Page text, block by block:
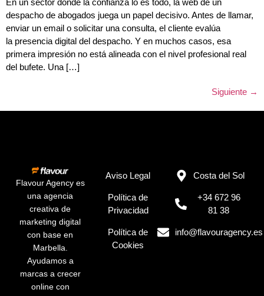
despacho de abogados juega un papel decisivo. Antes de llamar,
enviar un email o solicitar una consulta, el cliente evalúa
la presencia digital del despacho. Y en muchos casos, esa
primera impresión no está alineada con el nivel profesional real
del bufete. Una […]
Siguiente →
Flavour Agency es
una agencia
creativa de
marketing digital
con base en
Marbella.
Ayudamos a
marcas a crecer
online con
Aviso Legal
Política de
Privacidad
Política de
Cookies
Costa del Sol
+34 672 96
81 38
info@flavouragency.es